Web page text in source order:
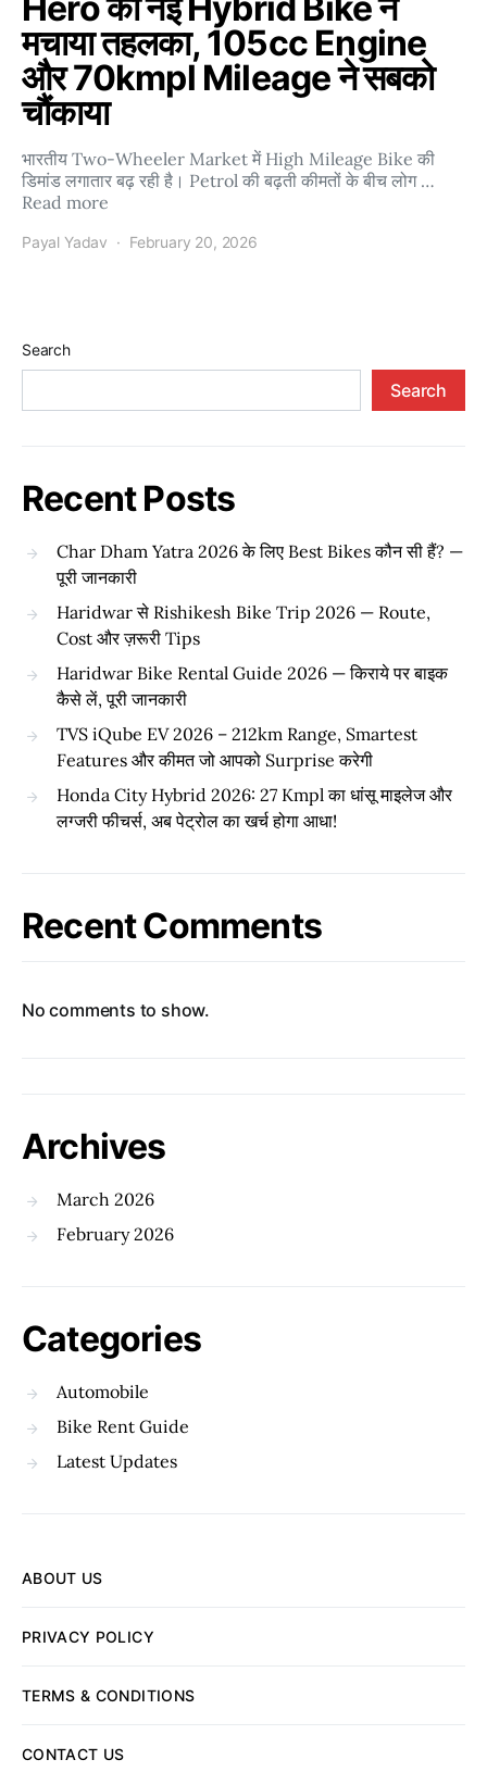
मचाया तहलका, 105cc Engine
और 70kmpl Mileage ने सबको
चौंकाया
भारतीय Two-Wheeler Market में High Mileage Bike की
डिमांड लगातार बढ़ रही है। Petrol की बढ़ती कीमतों के बीच लोग …
Read more
Payal Yadav February 20, 2026
Search
Search
Recent Posts
Char Dham Yatra 2026 के लिए Best Bikes कौन सी हैं? —
पूरी जानकारी
Haridwar से Rishikesh Bike Trip 2026 — Route,
Cost और ज़रूरी Tips
Haridwar Bike Rental Guide 2026 — किराये पर बाइक
कैसे लें, पूरी जानकारी
TVS iQube EV 2026 – 212km Range, Smartest
Features और कीमत जो आपको Surprise करेगी
Honda City Hybrid 2026: 27 Kmpl का धांसू माइलेज और
लग्जरी फीचर्स, अब पेट्रोल का खर्च होगा आधा!
Recent Comments
No comments to show.
Archives
March 2026
February 2026
Categories
Automobile
Bike Rent Guide
Latest Updates
ABOUT US
PRIVACY POLICY
TERMS & CONDITIONS
CONTACT US